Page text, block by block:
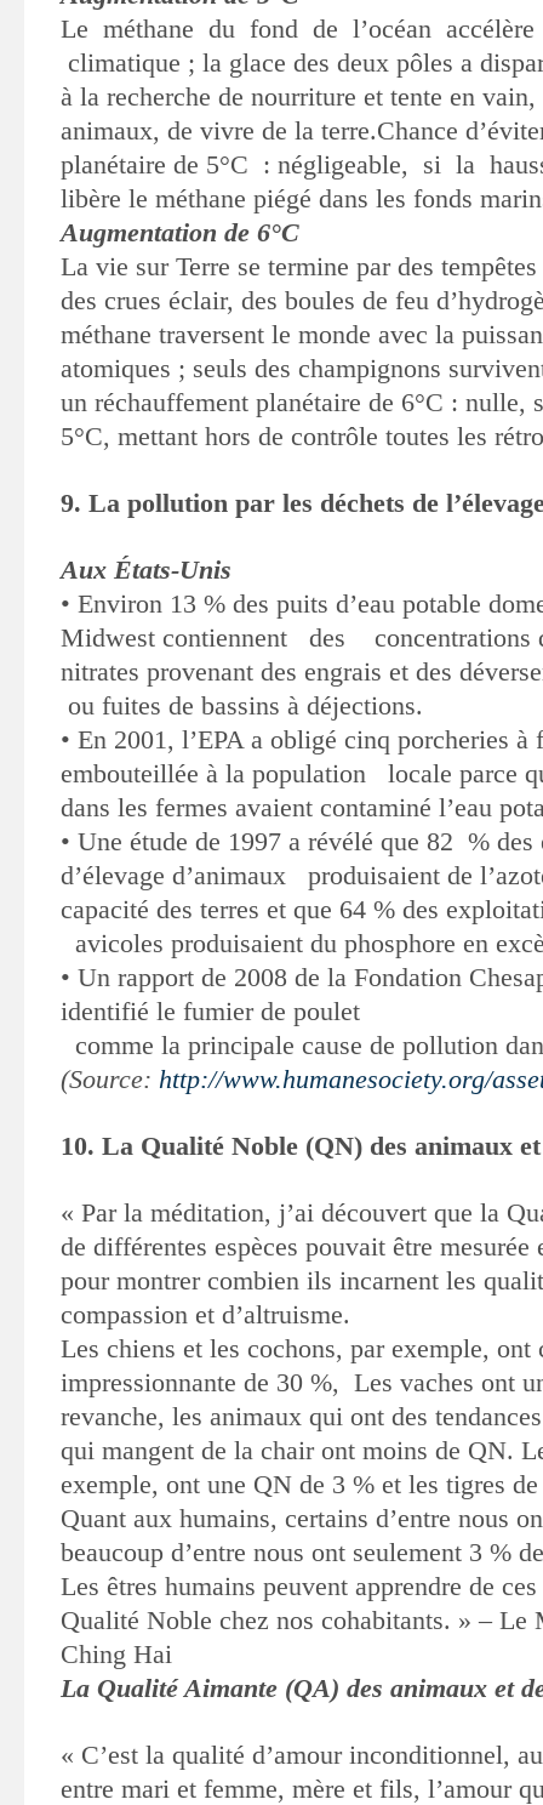
Le méthane du fond de l’océan
climatique ; la glace des deux pôles a
à la recherche de nourriture et tente en vain,
animaux, de vivre de la terre.Chance
planétaire de 5°C : négligeable, si la
libère le méthane piégé dans les fonds
Augmentation de 6°C
La vie sur Terre se termine par des
des crues éclair, des boules de feu
méthane traversent le monde avec la
atomiques ; seuls des champignons
un réchauffement planétaire de 6°C : nulle,
5°C, mettant hors de contrôle toutes les
9. La pollution par les déchets de
Aux États-Unis
• Environ 13 % des puits d’eau potable
Midwest contiennent des concentrations
nitrates provenant des engrais et des
ou fuites de bassins à déjections.
• En 2001, l’EPA a obligé cinq porcheries à
embouteillée à la population locale parce
dans les fermes avaient contaminé l’eau
• Une étude de 1997 a révélé que 82 %
d’élevage d’animaux produisaient de
capacité des terres et que 64 % des
avicoles produisaient du phosphore en
• Un rapport de 2008 de la Fondation
identifié le fumier de poulet
comme la principale cause de pollution
(Source: http://www.humanesociety.org/
10. La Qualité Noble (QN) des animaux
« Par la méditation, j’ai découvert que la
de différentes espèces pouvait être mesurée
pour montrer combien ils incarnent les
compassion et d’altruisme.
Les chiens et les cochons, par exemple, ont
impressionnante de 30 %, Les vaches ont
revanche, les animaux qui ont des
qui mangent de la chair ont moins de QN.
exemple, ont une QN de 3 % et les tigres
Quant aux humains, certains d’entre nous
beaucoup d’entre nous ont seulement 3 %
Les êtres humains peuvent apprendre de
Qualité Noble chez nos cohabitants. » – Le
Ching Hai
La Qualité Aimante (QA) des animaux et
« C’est la qualité d’amour inconditionnel,
entre mari et femme, mère et fils, l’amour